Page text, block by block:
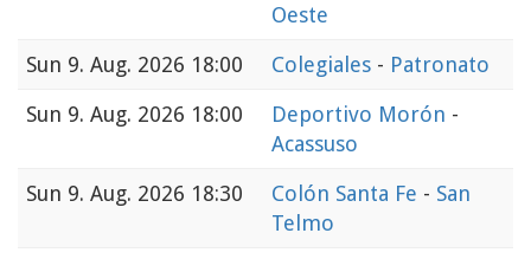
Oeste
Sun 9. Aug. 2026 18:00 Colegiales - Patronato
Sun 9. Aug. 2026 18:00 Deportivo Morón -
Acassuso
Sun 9. Aug. 2026 18:30 Colón Santa Fe - San
Telmo